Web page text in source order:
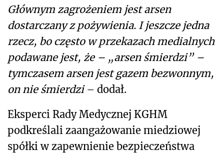
Głównym zagrożeniem jest arsen
dostarczany z pożywienia. I jeszcze jedna
rzecz, bo często w przekazach medialnych
podawane jest, że – „arsen śmierdzi” –
tymczasem arsen jest gazem bezwonnym,
on nie śmierdzi– dodał.
Eksperci Rady Medycznej KGHM
podkreślali zaangażowanie miedziowej
spółki w zapewnienie bezpieczeństwa